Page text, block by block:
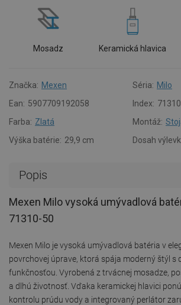
Mosadz Keramická hlavica
Značka: Mexen Séria: Milo
Ean: 5907709192058 Index:
Farba: Zlatá Montáž:
Výška batérie: 29,9 cm Dosah
Popis
Mexen Milo vysoká umývadlová
71310-50
Mexen Milo je vysoká umývadlová batéria v
povrchovej úprave, ktorá spája moderný štýl s
funkčnosťou. Vyrobená z trvácnej mosadze,
a dlhú životnosť. Vďaka keramickej hlavici
kontrolu prúdu vody a integrovaný perlátor